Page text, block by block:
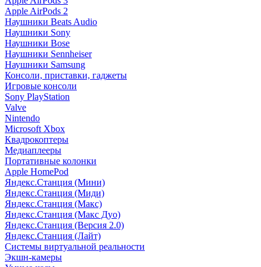
Apple AirPods 2
Наушники Beats Audio
Наушники Sony
Наушники Bose
Наушники Sennheiser
Наушники Samsung
Консоли, приставки, гаджеты
Игровые консоли
Sony PlayStation
Valve
Nintendo
Microsoft Xbox
Квадрокоптеры
Медиаплееры
Портативные колонки
Apple HomePod
Яндекс.Станция (Мини)
Яндекс.Станция (Миди)
Яндекс.Станция (Макс)
Яндекс.Станция (Макс Дуо)
Яндекс.Станция (Версия 2.0)
Яндекс.Станция (Лайт)
Системы виртуальной реальности
Экшн-камеры